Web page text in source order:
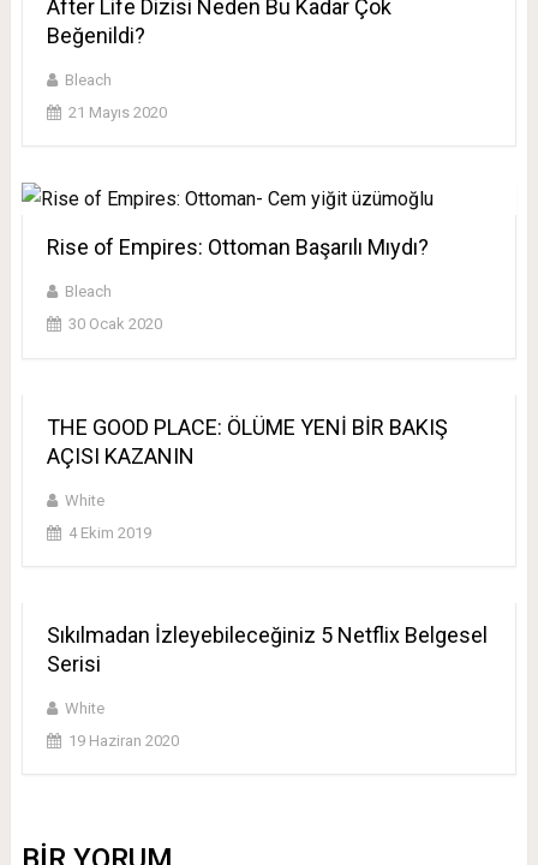
After Life Dizisi Neden Bu Kadar Çok
Beğenildi?
Bleach
21 Mayıs 2020
Rise of Empires: Ottoman Başarılı Mıydı?
Bleach
30 Ocak 2020
THE GOOD PLACE: ÖLÜME YENİ BİR BAKIŞ
AÇISI KAZANIN
White
4 Ekim 2019
Sıkılmadan İzleyebileceğiniz 5 Netflix Belgesel
Serisi
White
19 Haziran 2020